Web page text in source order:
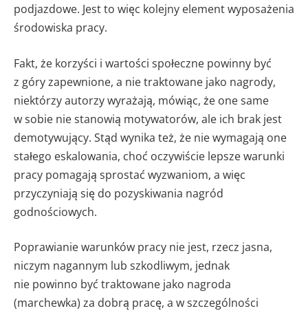
podjazdowe. Jest to więc kolejny element wyposażenia
środowiska pracy.
Fakt, że korzyści i wartości społeczne powinny być
z góry zapewnione, a nie traktowane jako nagrody,
niektórzy autorzy wyrażają, mówiąc, że one same
w sobie nie stanowią motywatorów, ale ich brak jest
demotywujący. Stąd wynika też, że nie wymagają one
stałego eskalowania, choć oczywiście lepsze warunki
pracy pomagają sprostać wyzwaniom, a więc
przyczyniają się do pozyskiwania nagród
godnościowych.
Poprawianie warunków pracy nie jest, rzecz jasna,
niczym nagannym lub szkodliwym, jednak
nie powinno być traktowane jako nagroda
(marchewka) za dobrą pracę, a w szczególności